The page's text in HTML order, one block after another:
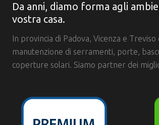
Da anni, diamo forma agli
vostra casa.
In provincia di Padova, Vicenza e
manutenzione di serramenti, porte,
coperture solari. Siamo partner dei